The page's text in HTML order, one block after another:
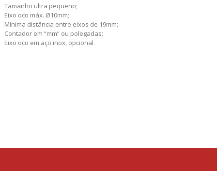
Tamanho ultra pequeno;
Eixo oco máx. Ø10mm;
Mínima distância entre eixos de 19mm;
Contador em “mm” ou polegadas;
Eixo oco em aço inox, opcional.